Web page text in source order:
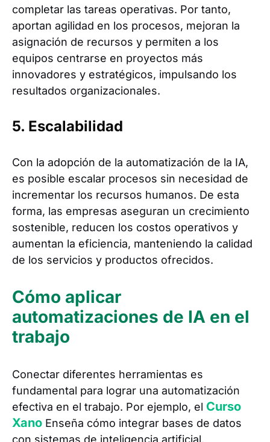
completar las tareas operativas. Por tanto,
aportan agilidad en los procesos, mejoran la
asignación de recursos y permiten a los
equipos centrarse en proyectos más
innovadores y estratégicos, impulsando los
resultados organizacionales.
5. Escalabilidad
Con la adopción de la automatización de la IA,
es posible escalar procesos sin necesidad de
incrementar los recursos humanos. De esta
forma, las empresas aseguran un crecimiento
sostenible, reducen los costos operativos y
aumentan la eficiencia, manteniendo la calidad
de los servicios y productos ofrecidos.
Cómo aplicar
automatizaciones de IA en el
trabajo
Conectar diferentes herramientas es
fundamental para lograr una automatización
efectiva en el trabajo. Por ejemplo, el Curso
Xano Enseña cómo integrar bases de datos
con sistemas de inteligencia artificial,